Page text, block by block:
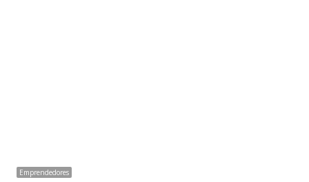
Emprendedores